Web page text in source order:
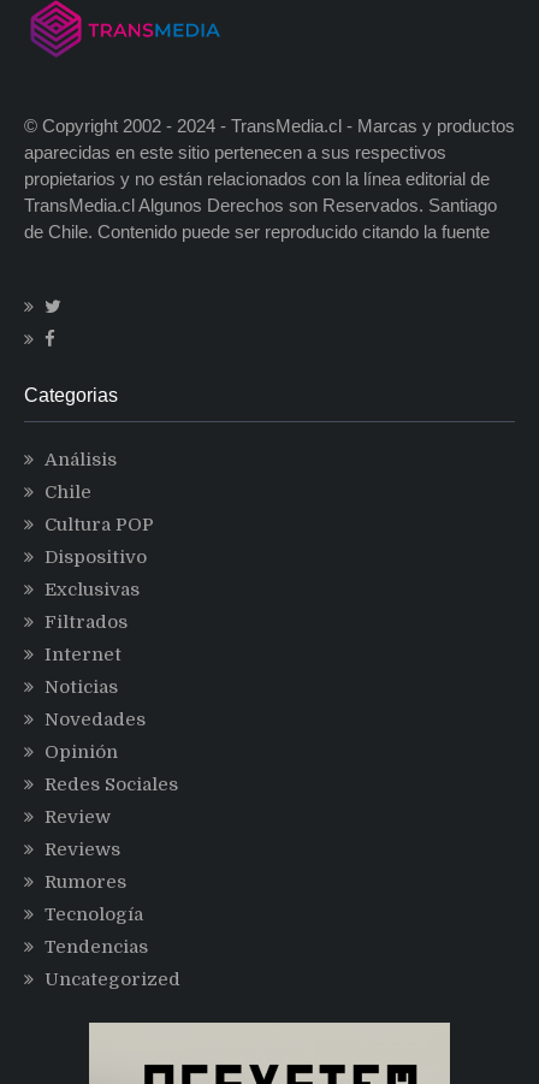
© Copyright 2002 - 2024 - TransMedia.cl - Marcas y productos
aparecidas en este sitio pertenecen a sus respectivos
propietarios y no están relacionados con la línea editorial de
TransMedia.cl Algunos Derechos son Reservados. Santiago
de Chile. Contenido puede ser reproducido citando la fuente
Categorias
Análisis
Chile
Cultura POP
Dispositivo
Exclusivas
Filtrados
Internet
Noticias
Novedades
Opinión
Redes Sociales
Review
Reviews
Rumores
Tecnología
Tendencias
Uncategorized